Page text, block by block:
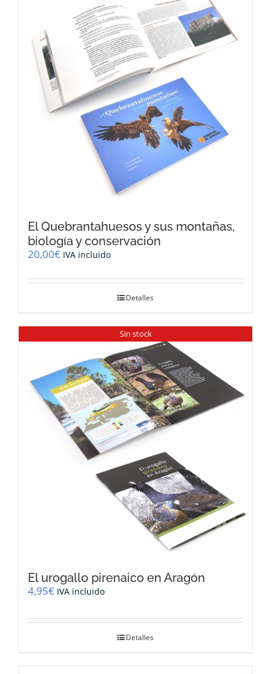
El Quebrantahuesos y sus montañas,
biología y conservación
20,00€ IVA incluido
Detalles
Sin stock
El urogallo pirenaico en Aragón
4,95€ IVA incluido
Detalles